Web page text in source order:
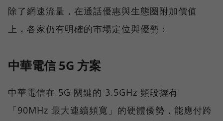
除了網速流量，在通話優惠與生態圈附加價值
上，各家仍有明確的市場定位與優勢：
中華電信 5G 方案
中華電信在 5G 關鍵的 3.5GHz 頻段握有
「90MHz 最大連續頻寬」的硬體優勢，能應付跨